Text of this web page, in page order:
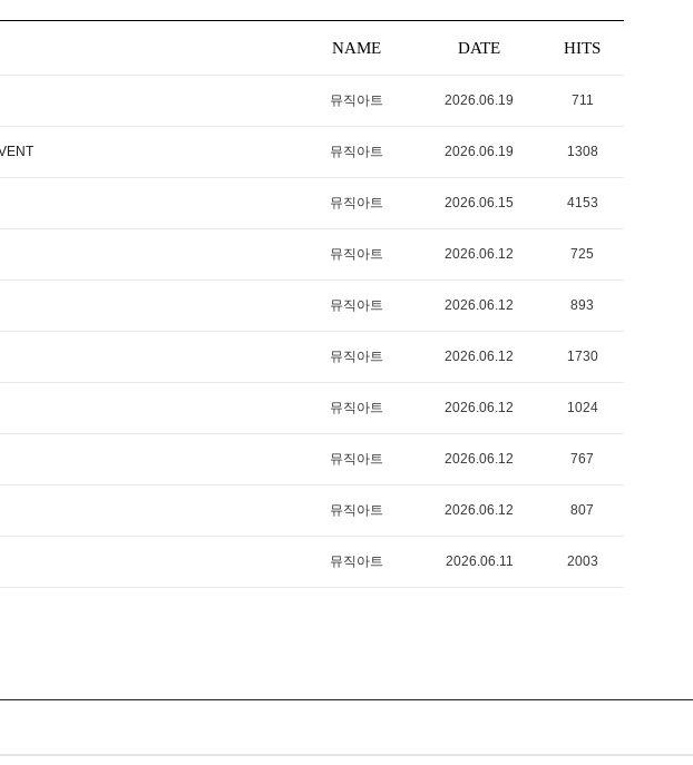
NAME DATE HITS
뮤직아트 2026.06.19 711
뮤직아트 2026.06.19 1308
뮤직아트 2026.06.15 4153
뮤직아트 2026.06.12 725
뮤직아트 2026.06.12 893
뮤직아트 2026.06.12 1730
뮤직아트 2026.06.12 1024
뮤직아트 2026.06.12 767
뮤직아트 2026.06.12 807
뮤직아트 2026.06.11 2003